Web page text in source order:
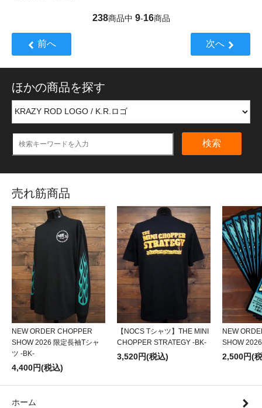
238商品中 9-16商品
前へ 次へ
ほかの商品を探す
検索
売れ筋商品
NEW ORDER CHOPPER
SHOW 2026 限定長袖Tシャ
ツ -BK-
4,400円(税込)
【NOCS Tシャツ】THE MINI
CHOPPER STRATEGY -BK-
3,520円(税込)
NEW
SHOW
2,500円(
ホーム